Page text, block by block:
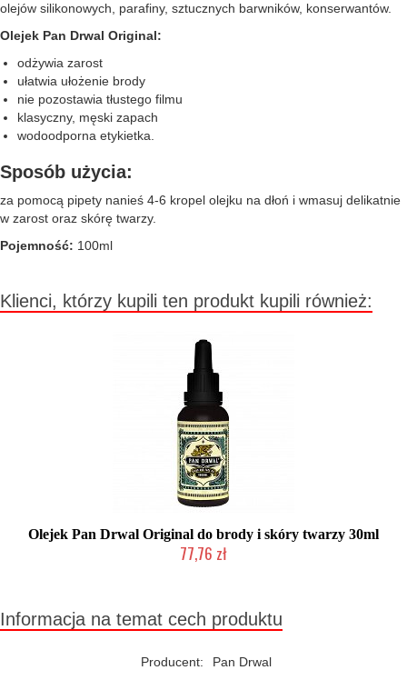
olejów silikonowych, parafiny, sztucznych barwników, konserwantów.
Olejek Pan Drwal Original:
odżywia zarost
ułatwia ułożenie brody
nie pozostawia tłustego filmu
klasyczny, męski zapach
wodoodporna etykietka.
Sposób użycia:
za pomocą pipety nanieś 4-6 kropel olejku na dłoń i wmasuj delikatnie
w zarost oraz skórę twarzy.
Pojemność: 100ml
Klienci, którzy kupili ten produkt kupili również:
Olejek Pan Drwal Original do brody i skóry twarzy 30ml
77,76 zł
Informacja na temat cech produktu
Producent: Pan Drwal